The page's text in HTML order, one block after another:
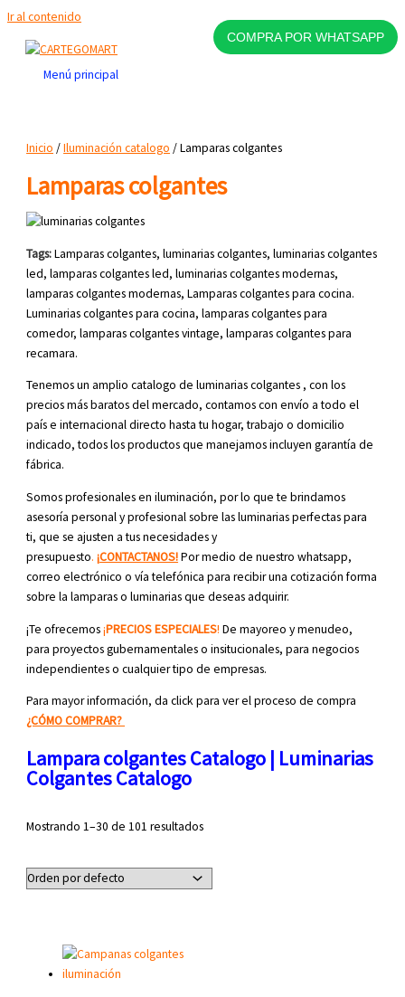
COMPRA POR WHATSAPP
Ir al contenido
Menú principal
Inicio /Iluminación catalogo / Lamparas colgantes
Lamparas colgantes
Tags:Lamparas colgantes, luminarias colgantes, luminarias colgantes
led, lamparas colgantes led, luminarias colgantes modernas,
lamparas colgantes modernas, Lamparas colgantes para cocina.
Luminarias colgantes para cocina, lamparas colgantes para
comedor, lamparas colgantes vintage, lamparas colgantes para
recamara.
Tenemos un amplio catalogo de luminarias colgantes , con los
precios más baratos del mercado, contamos con envío a todo el
país e internacional directo hasta tu hogar, trabajo o domicilio
indicado, todos los productos que manejamos incluyen garantía de
fábrica.
Somos profesionales en iluminación, por lo que te brindamos
asesoría personal y profesional sobre las luminarias perfectas para
ti, que se ajusten a tus necesidades y
presupuesto.¡CONTACTANOS!Por medio de nuestro whatsapp,
correo electrónico o vía telefónica para recibir una cotización forma
sobre la lamparas o luminarias que deseas adquirir.
¡Te ofrecemos¡PRECIOS ESPECIALES! De mayoreo y menudeo,
para proyectos gubernamentales o insitucionales, para negocios
independientes o cualquier tipo de empresas.
Para mayor información, da click para ver el proceso de compra
¿CÓMO COMPRAR?
Lampara colgantes Catalogo | Luminarias
Colgantes Catalogo
Mostrando 1–30 de 101 resultados